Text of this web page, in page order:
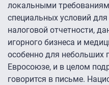
локальными
специальных условий
налоговой отчетности,
игорного бизнеса и
особенно для небольших
Евросоюзе, и в целом
говорится в письме.